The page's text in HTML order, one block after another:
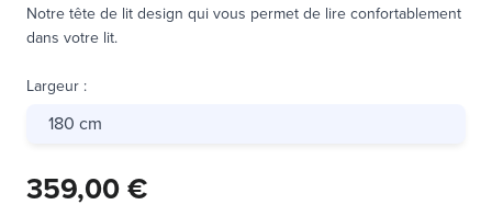
Notre tête de lit design qui vous permet de lire confortablement
dans votre lit.
Largeur :
180 cm
359,00 €